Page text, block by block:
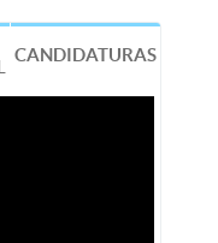
CANDIDATURAS